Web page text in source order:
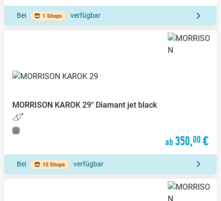
Bei 1 Shops verfügbar
MORRISON KAROK 29" Diamant jet black
ab 350,00 €
Bei 15 Shops verfügbar